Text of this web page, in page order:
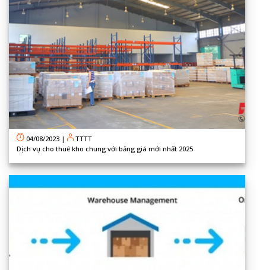
04/08/2023 |
TTTT
Dịch vụ cho thuê kho chung với bảng giá mới nhất 2025